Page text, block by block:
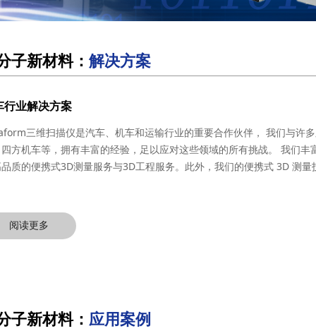
子新材料： 解决方案
行业解决方案
三维扫描仪是汽车、机车和运输行业的重要合作伙伴， 我们与许
方机车等，拥有丰富的经验，足以应对这些领域的所有挑战。 我们
质的便携式3D测量服务与3D工程服务。此外，我们的便携式 3D 测量
阅读更多
子新材料： 应用案例